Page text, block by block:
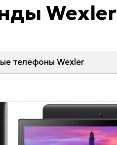
Wexler
телефоны Wexler